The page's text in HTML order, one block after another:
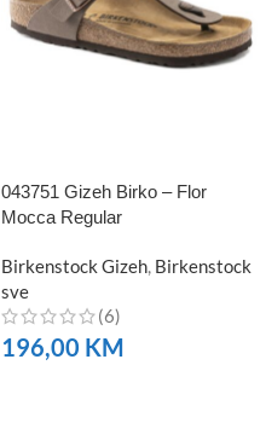
043751 Gizeh Birko – Flor
Mocca Regular
Birkenstock Gizeh, Birkenstock
sve
(6)
196,00 KM